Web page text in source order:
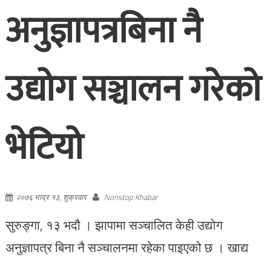
अनुज्ञापत्रबिना नै
उद्योग सञ्चालन गरेको
भेटियो
२०७६ भाद्र १३, शुक्रवार Nonstop Khabar
सुरुङ्गा, १३ भदौ । झापामा सञ्चालित केही उद्योग
अनुज्ञापत्र बिना नै सञ्चालनमा रहेका पाइएको छ । खाद्य